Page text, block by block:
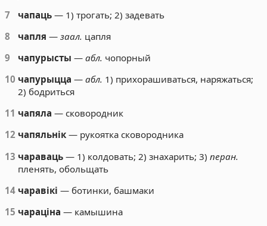
7
чапаць — 1) трогать; 2) задевать
8
чапля —заал. цапля
9
чапурысты —абл. чопорный
10 чапурыцца —абл. 1) прихорашиваться, наряжаться;
2) бодриться
11 чапяла — сковородник
12 чапяльнік — рукоятка сковородника
13 чараваць — 1) колдовать; 2) знахарить; 3)перан.
пленять, обольщать
14 чаравікі — ботинки, башмаки
15 чараціна — камышина